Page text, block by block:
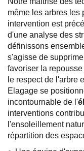
même les arbres les
intervention est
d'une analyse des
définissons
s'agisse de
favoriser la
le respect de l'arbre
Elagage se
incontournable de l'
interventions
l'ensoleillement
répartition des